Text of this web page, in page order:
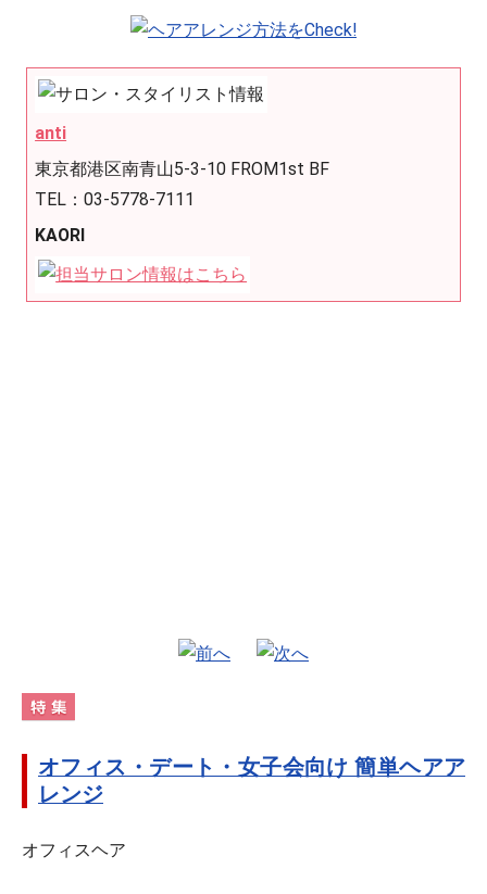
anti
東京都港区南青山5-3-10 FROM1st BF
TEL：03-5778-7111
KAORI
オフィス・デート・女子会向け 簡単ヘアア
レンジ
オフィスヘア